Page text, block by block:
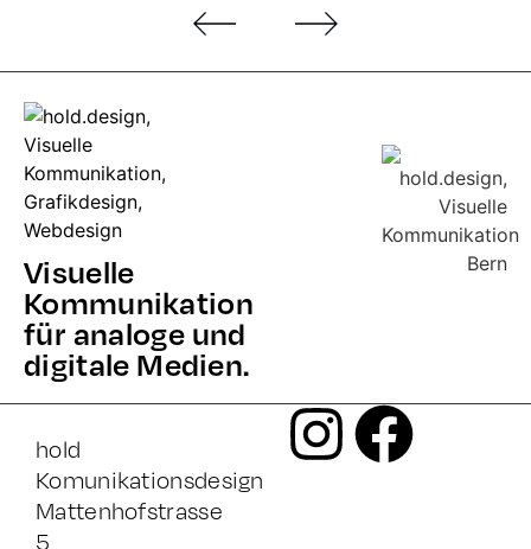
Visuelle
Kommunikation
für analoge und
digitale Medien.
hold
Komunikationsdesign
Mattenhofstrasse
5